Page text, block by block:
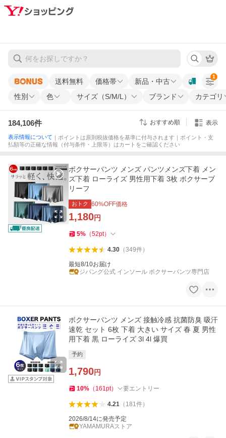
送料無料 価格帯
新品・中古
性別
色 サイズ（S/M/L） ブランド カテゴリ
1
184,106件 おすすめ順 表示
表示情報について ｜ポイントは原則税抜価格を基準に付与されます｜ポイント・支
払額等の正確な情報（付与条件・上限等）はカートをご確認ください
ボクサーパンツ メンズ パンツメンズ下着 メン
ズ下着 ローライズ 男性用下着 3枚 ボクサーブ
リーフ
おトク 60%OFF価格
1,180円
5% （52pt）
4.30（349件）
最短8/10お届け
ジパング公式 インソール ボクサーパンツ専門店
ボクサーパンツ メンズ 接触冷感 抗菌防臭 吸汗
速乾 セット 6枚 下着 大きい サイズ 春 夏 男性
用下着 黒 ローライズ 3l 4l 爆買
予約
1,790円
10% （ 161pt） 要エントリー
4.21（ 181件）
2026/8/14に発売予定
YAMAMURAストア